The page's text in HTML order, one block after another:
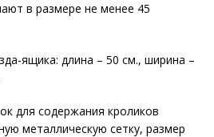
в размере не менее 45
ящика: длина – 50 см., ширина –
для содержания кроликов
металлическую сетку, размер